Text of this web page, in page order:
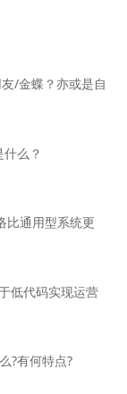
/金蝶？亦或是自
么？
比通用型系统更
低代码实现运营
?有何特点?